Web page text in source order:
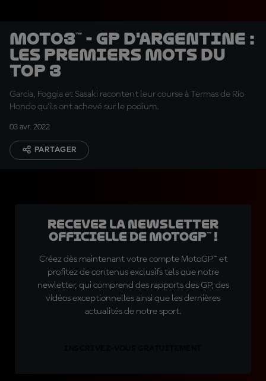
Moto3™ - GP d'Argentine :
Les premiers mots du
Top 3
Garcia, Foggia et Sasaki racontent leur course à Termas de Río
Hondo qu'ils ont achevé sur le podium.
03 avr. 2022
PARTAGER
Recevez la Newsletter
officielle de MotoGP™ !
Créez dès maintenant votre compte MotoGP™ et
profitez de contenus exclusifs tels que notre
newletter, qui comprend des rapports des GP, des
vidéos exceptionnelles ainsi que les dernières
actualités de notre sport.